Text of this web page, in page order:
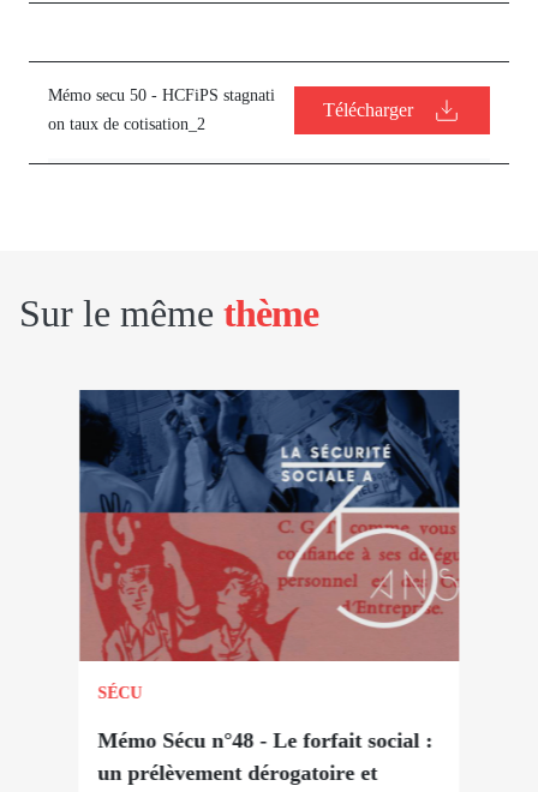
Mémo secu 50 - HCFiPS stagnati
on taux de cotisation_2
Télécharger
Sur le même thème
SÉCU
Mémo Sécu n°48 - Le forfait social :
un prélèvement dérogatoire et